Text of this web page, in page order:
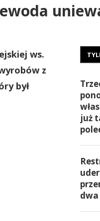
ws.
z
był
już